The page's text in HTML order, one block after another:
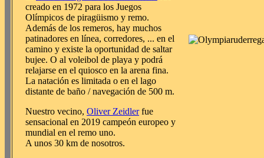
creado en 1972 para los Juegos
Olímpicos de piragüismo y remo.
Además de los remeros, hay muchos
patinadores en línea, corredores, ... en el
camino y existe la oportunidad de saltar
bujee. O al voleibol de playa y podrá
relajarse en el quiosco en la arena fina.
La natación es limitada o en el lago
distante de baño / navegación de 500 m.
Nuestro vecino, Oliver Zeidlerfue
sensacional en 2019 campeón europeo y
mundial en el remo uno.
A unos 30 km de nosotros.